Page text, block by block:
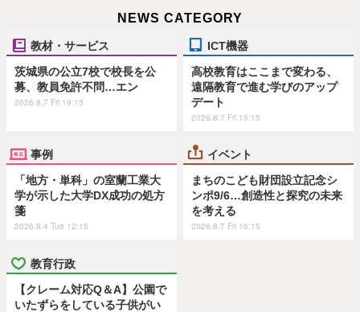
NEWS CATEGORY
教材・サービス
茨城県の公立7校で校長を公
募、教員免許不問…エン
2026.8.7 Fri 19:15
ICT機器
高校教育はここまで変わる、
遠隔教育で進む学びのアップ
デート
2026.8.7 Fri 15:15
事例
「地方・単科」の室蘭工業大
学が示した大学DX成功の処方
箋
2026.8.4 Tue 12:15
イベント
まちのこども財団設立記念シ
ンポ9/6…創造性と探究の未来
を考える
2026.8.7 Fri 16:15
教育行政
【クレーム対応Q＆A】公園で
いたずらをしている子供がい